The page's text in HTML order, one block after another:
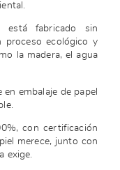
está fabricado sin
proceso ecológico y
la madera, el agua
embalaje de papel
con certificación
merece, junto con
exige.